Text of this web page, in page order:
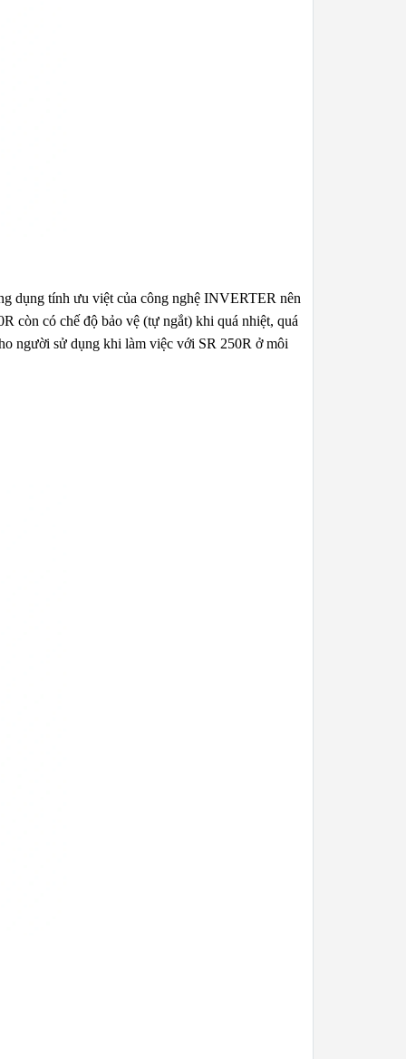
dụng tính ưu việt của công nghệ INVERTER nên
còn có chế độ bảo vệ (tự ngắt) khi quá nhiệt, quá
người sử dụng khi làm việc với SR 250R ở môi